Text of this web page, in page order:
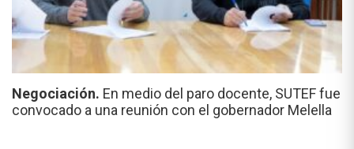
Negociación. En medio del paro docente, SUTEF fue
convocado a una reunión con el gobernador Melella